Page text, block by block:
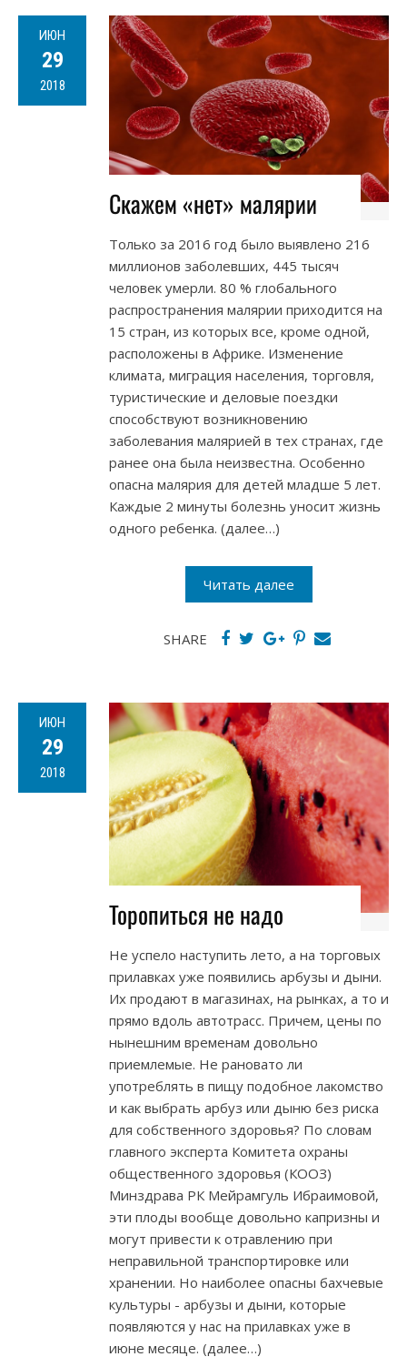
ИЮН
29
2018
Скажем «нет» малярии
Только за 2016 год было выявлено 216
миллионов заболевших, 445 тысяч
человек умерли. 80 % глобального
распространения малярии приходится на
15 стран, из которых все, кроме одной,
расположены в Африке. Изменение
климата, миграция населения, торговля,
туристические и деловые поездки
способствуют возникновению
заболевания малярией в тех странах, где
ранее она была неизвестна. Особенно
опасна малярия для детей младше 5 лет.
Каждые 2 минуты болезнь уносит жизнь
одного ребенка. (далее…)
Читать далее
SHARE
ИЮН
29
2018
Торопиться не надо
Не успело наступить лето, а на торговых
прилавках уже появились арбузы и дыни.
Их продают в магазинах, на рынках, а то и
прямо вдоль автотрасс. Причем, цены по
нынешним временам довольно
приемлемые. Не рановато ли
употреблять в пищу подобное лакомство
и как выбрать арбуз или дыню без риска
для собственного здоровья? По словам
главного эксперта Комитета охраны
общественного здоровья (КООЗ)
Минздрава РК Мейрамгуль Ибраимовой,
эти плоды вообще довольно капризны и
могут привести к отравлению при
неправильной транспортировке или
хранении. Но наиболее опасны бахчевые
культуры - арбузы и дыни, которые
появляются у нас на прилавках уже в
июне месяце. (далее…)